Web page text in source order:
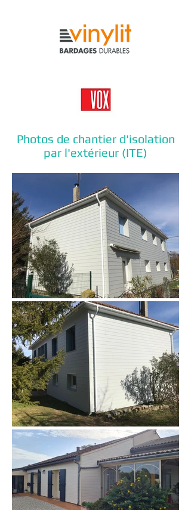
Photos de chantier d'isolation
par l'extérieur (ITE)